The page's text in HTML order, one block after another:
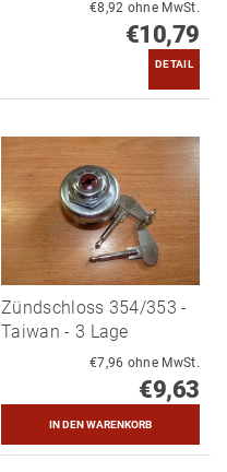
€8,92 ohne MwSt.
€10,79
DETAIL
Zündschloss 354/353 -
Taiwan - 3 Lage
€7,96 ohne MwSt.
€9,63